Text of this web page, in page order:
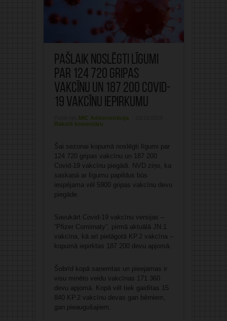
Pašlaik noslēgti līgumi
par 124 720 gripas
vakcīnu un 187 200 Covid-
19 vakcīnu iepirkumu
MIC Administrācija
Rakstīt komentāru
Šai sezonai kopumā noslēgti līgumi par
124 720 gripas vakcīnu un 187 200
Covid-19 vakcīnu piegādi. NVD ziņo, ka
saskaņā ar līgumu papildus būs
iespējama vēl 5900 gripas vakcīnu devu
piegāde.
Savukārt Covid-19 vakcīnu versijas –
“Pfizer Comirnaty”, pirmā aktuālā JN.1
vakcīna, kā arī pielāgotā KP.2 vakcīna –
kopumā iepirktas 187 200 devu apjomā.
Šobrīd kopā saņemtas un pieejamas ir
visu minēto veidu vakcīnas 171 360
devu apjomā. Kopā vēl tiek gaidītas 15
840 KP.2 vakcīnu devas gan bērniem,
gan pieaugušajiem.